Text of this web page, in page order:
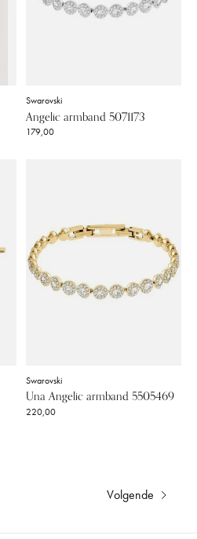
Swarovski
Angelic armband 5071173
179,00
Swarovski
Una Angelic armband 5505469
220,00
Volgende